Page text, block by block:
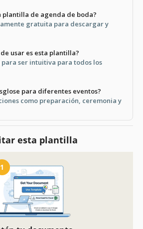
plantilla de agenda de boda?
gratuita para descargar y
usar es esta plantilla?
para ser intuitiva para todos los
para diferentes eventos?
como preparación, ceremonia y
esta plantilla
1